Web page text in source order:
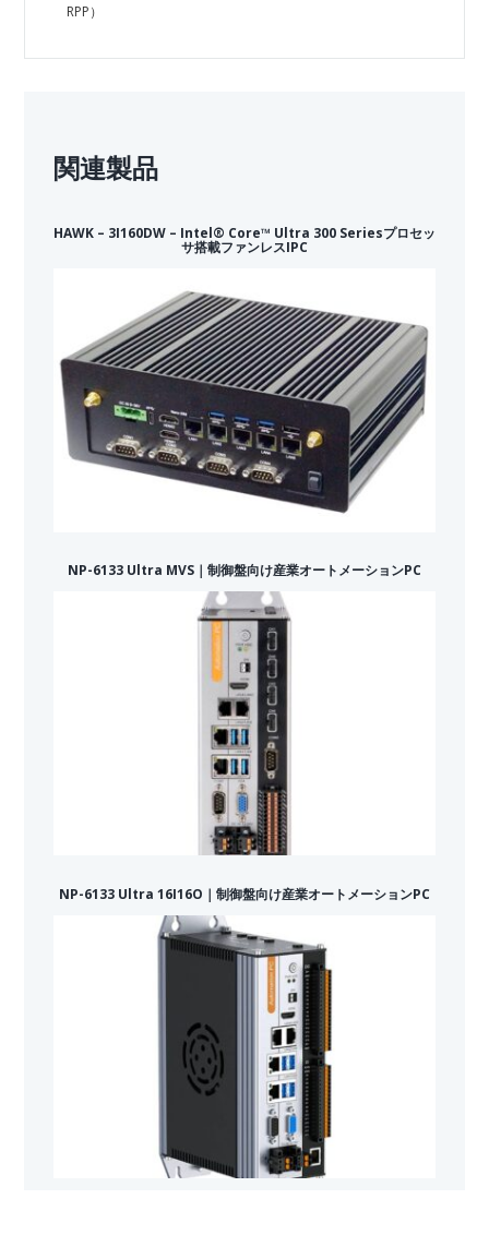
RPP）
関連製品
HAWK – 3I160DW – Intel® Core™ Ultra 300 Seriesプロセッ
サ搭載ファンレスIPC
NP-6133 Ultra MVS｜制御盤向け産業オートメーションPC
NP-6133 Ultra 16I16O｜制御盤向け産業オートメーションPC